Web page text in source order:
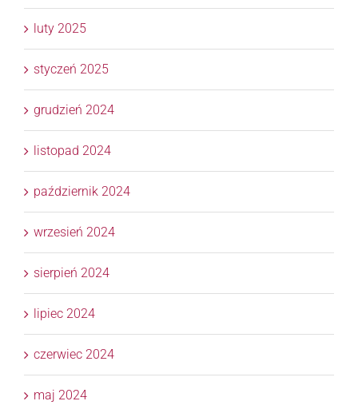
luty 2025
styczeń 2025
grudzień 2024
listopad 2024
październik 2024
wrzesień 2024
sierpień 2024
lipiec 2024
czerwiec 2024
maj 2024